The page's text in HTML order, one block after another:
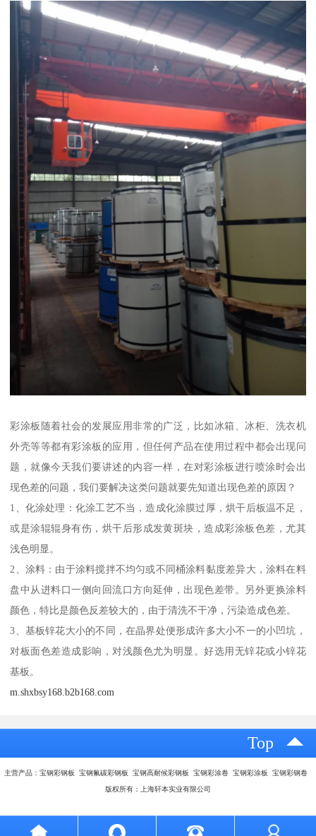
彩涂板随着社会的发展应用非常的广泛，比如冰箱、冰柜、洗衣机
外壳等等都有彩涂板的应用，但任何产品在使用过程中都会出现问
题，就像今天我们要讲述的内容一样，在对彩涂板进行喷涂时会出
现色差的问题，我们要解决这类问题就要先知道出现色差的原因？
1、化涂处理：化涂工艺不当，造成化涂膜过厚，烘干后板温不足，
或是涂辊辊身有伤，烘干后形成发黄斑块，造成彩涂板色差，尤其
浅色明显。
2、涂料：由于涂料搅拌不均匀或不同桶涂料黏度差异大，涂料在料
盘中从进料口一侧向回流口方向延伸，出现色差带。另外更换涂料
颜色，特比是颜色反差较大的，由于清洗不干净，污染造成色差。
3、基板锌花大小的不同，在晶界处便形成许多大小不一的小凹坑，
对板面色差造成影响，对浅颜色尤为明显。好选用无锌花或小锌花
基板。
m.shxbsy168.b2b168.com
Top
主营产品：宝钢彩钢板 宝钢氟碳彩钢板 宝钢高耐候彩钢板 宝钢彩涂卷 宝钢彩涂板 宝钢彩钢卷
版权所有：上海轩本实业有限公司